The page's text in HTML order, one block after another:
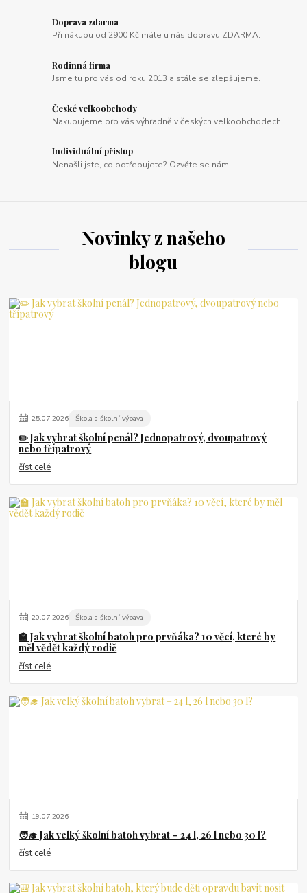
Doprava zdarma
Při nákupu od 2900 Kč máte u nás dopravu ZDARMA.
Rodinná firma
Jsme tu pro vás od roku 2013 a stále se zlepšujeme.
České velkoobchody
Nakupujeme pro vás výhradně v českých velkoobchodech.
Individuální přistup
Nenašli jste, co potřebujete? Ozvěte se nám.
Novinky z našeho
blogu
25.07.2026 Škola a školní výbava
✏️ Jak vybrat školní penál? Jednopatrový, dvoupatrový
nebo třípatrový
číst celé
20.07.2026 Škola a školní výbava
🏫 Jak vybrat školní batoh pro prvňáka? 10 věcí, které by
měl vědět každý rodič
číst celé
19.07.2026
🧑‍🎓 Jak velký školní batoh vybrat – 24 l, 26 l nebo 30 l?
číst celé